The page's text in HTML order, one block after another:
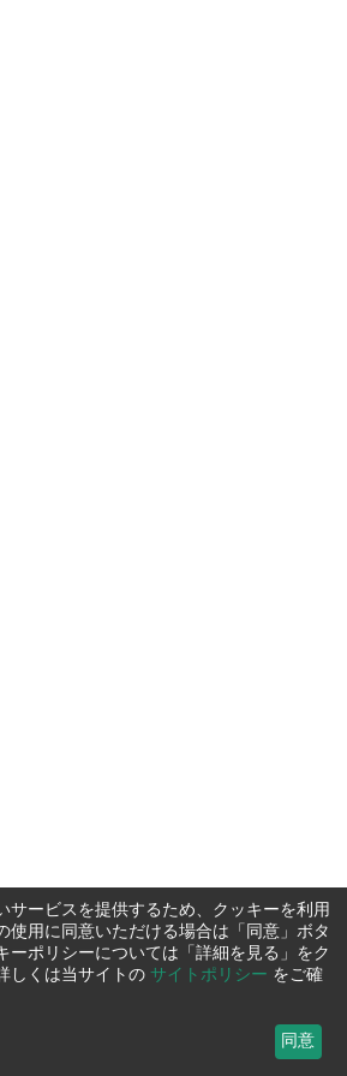
サービスを提供するため、クッキーを利用
使用に同意いただける場合は「同意」ボタ
ーポリシーについては「詳細を見る」をク
しくは当サイトの サイトポリシー をご確
同意